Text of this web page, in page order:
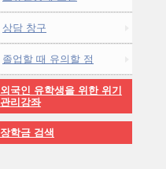
상담 창구
졸업할 때 유의할 점
외국인 유학생을 위한 위기
관리강좌
장학금 검색